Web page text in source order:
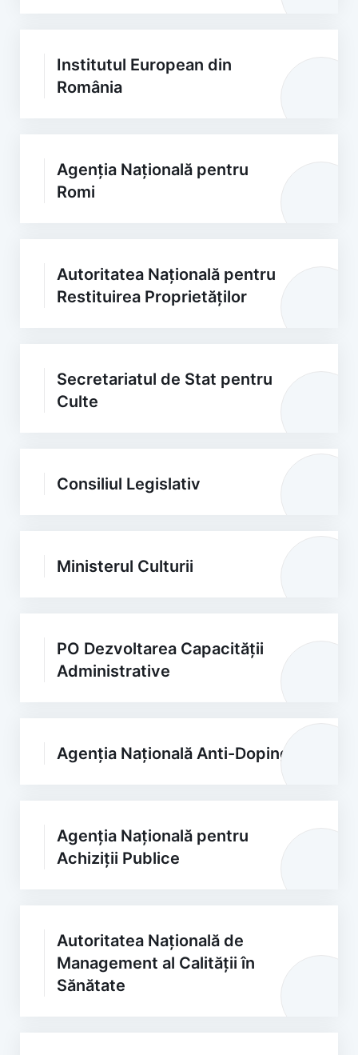
Institutul European din
România
Agenția Națională pentru
Romi
Autoritatea Națională pentru
Restituirea Proprietăților
Secretariatul de Stat pentru
Culte
Consiliul Legislativ
Ministerul Culturii
PO Dezvoltarea Capacității
Administrative
Agenția Națională Anti-Doping
Agenția Națională pentru
Achiziții Publice
Autoritatea Națională de
Management al Calității în
Sănătate